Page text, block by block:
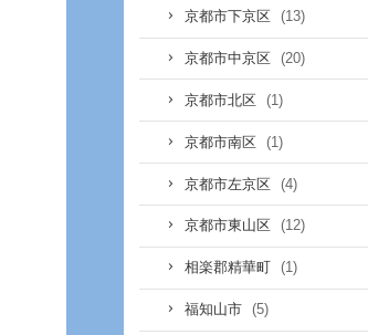
京都市下京区 (13)
京都市中京区 (20)
京都市北区 (1)
京都市南区 (1)
京都市左京区 (4)
京都市東山区 (12)
相楽郡精華町 (1)
福知山市 (5)